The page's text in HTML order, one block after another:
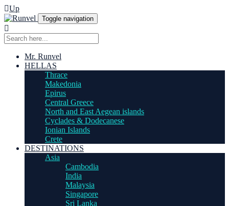
Up
Toggle navigation
Mr. Runvel
HELLAS
Thrace
Makedonia
Epirus
Central Greece
North and East Aegean islands
Cyclades & Dodecanese
Ionian Islands
Crete
DESTINATIONS
Asia
Cambodia
India
Malaysia
Singapore
Sri Lanka